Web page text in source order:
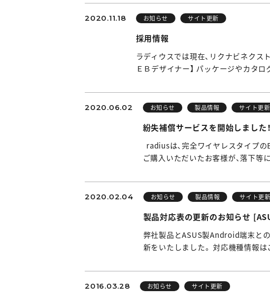
2020.11.18 お知らせ サイト更新
採用情報
ラディウスでは現在、リクナビネク
ＥＢデザイナー】 パッケージやカタ
2020.06.02 お知らせ 製品情報 サイト更新
紛失補償サービスを開始しました！
radiusは、完全ワイヤレスタイプ
ご購入いただいたお客様が、落下
2020.02.04 お知らせ 製品情報 サイト更新
製品対応表の更新のお知らせ
弊社製品とASUS製Android端末と
新をいたしました。 対応機種情報
2016.03.28 お知らせ サイト更新